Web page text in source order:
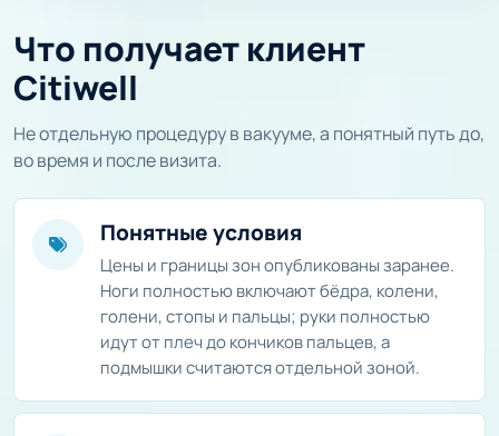
Что получает клиент
Citiwell
Не отдельную процедуру в вакууме, а понятный путь до,
во время и после визита.
Понятные условия
Цены и границы зон опубликованы заранее.
Ноги полностью включают бёдра, колени,
голени, стопы и пальцы; руки полностью
идут от плеч до кончиков пальцев, а
подмышки считаются отдельной зоной.